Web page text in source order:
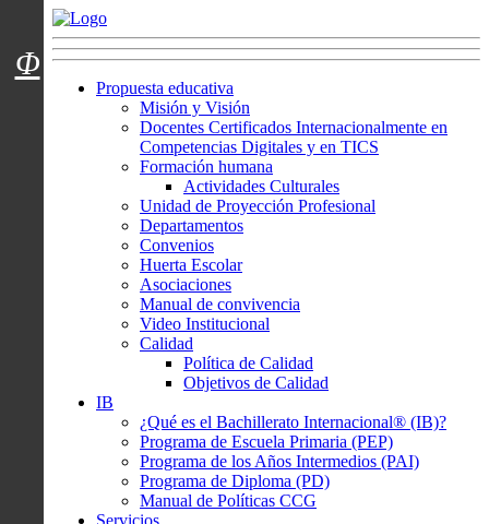
Menú usuarios
Propuesta educativa
Misión y Visión
Docentes Certificados Internacionalmente en
Competencias Digitales y en TICS
Formación humana
Actividades Culturales
Unidad de Proyección Profesional
Departamentos
Convenios
Huerta Escolar
Asociaciones
Manual de convivencia
Video Institucional
Calidad
Política de Calidad
Objetivos de Calidad
IB
¿Qué es el Bachillerato Internacional® (IB)?
Programa de Escuela Primaria (PEP)
Programa de los Años Intermedios (PAI)
Programa de Diploma (PD)
Manual de Políticas CCG
Servicios
Φ